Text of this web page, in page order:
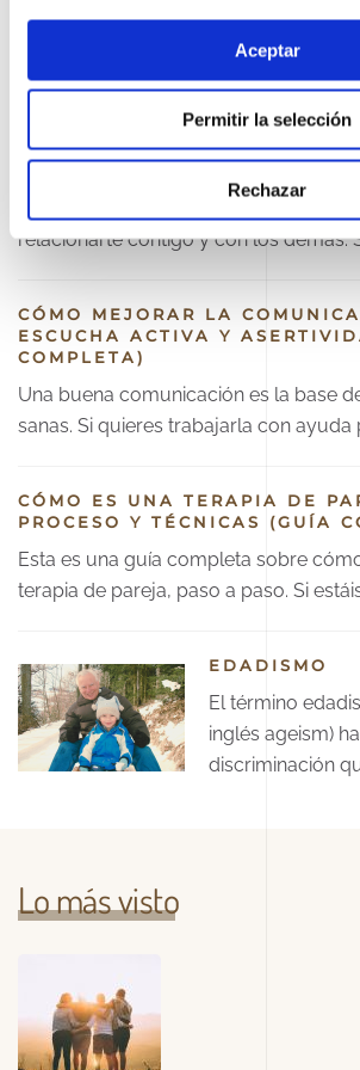
Aceptar
Permitir la selección
Rechazar
Aprender a resolver conflictos mejora
relaciones. Si quieres trabajarlo con
LA AUTOESTIMA: QUÉ ES, SU
relacionarte contigo y con los demás.
CÓMO MEJORAR LA
ESCUCHA ACTIVA Y
COMPLETA)
Una buena comunicación es la base
sanas. Si quieres trabajarla con ayuda
CÓMO ES UNA TERAPIA DE
PROCESO Y TÉCNICAS (GUÍA
Esta es una guía completa sobre
terapia de pareja, paso a paso. Si
EDADISMO
El término
inglés ageism)
discriminación
Lo más visto